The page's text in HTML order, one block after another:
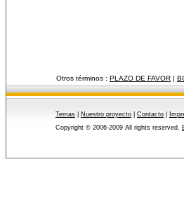
Otros términos : PLAZO DE FAVOR |
Temas Nuestro proyecto Contacto
Copyright © 2006-2009 All rights reserved.